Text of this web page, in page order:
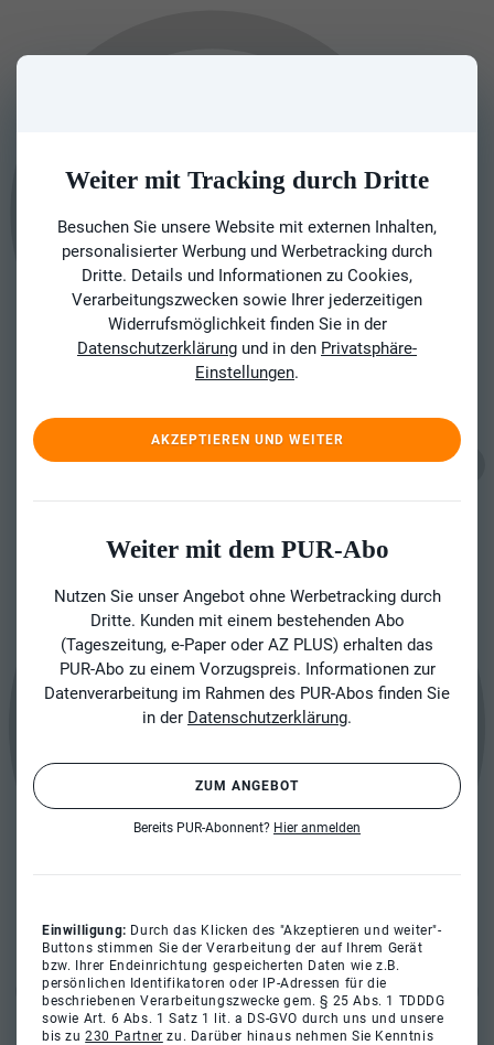
Weiter mit Tracking durch Dritte
Besuchen Sie unsere Website mit externen Inhalten,
personalisierter Werbung und Werbetracking durch
Dritte. Details und Informationen zu Cookies,
Verarbeitungszwecken sowie Ihrer jederzeitigen
Widerrufsmöglichkeit finden Sie in der
Datenschutzerklärung und in den Privatsphäre-
Einstellungen.
AKZEPTIEREN UND WEITER
Weiter mit dem PUR-Abo
Nutzen Sie unser Angebot ohne Werbetracking durch
Dritte. Kunden mit einem bestehenden Abo
(Tageszeitung, e-Paper oder AZ PLUS) erhalten das
PUR-Abo zu einem Vorzugspreis. Informationen zur
Datenverarbeitung im Rahmen des PUR-Abos finden Sie
in der Datenschutzerklärung.
ZUM ANGEBOT
Bereits PUR-Abonnent? Hier anmelden
Einwilligung: Durch das Klicken des "Akzeptieren und weiter"-
Buttons stimmen Sie der Verarbeitung der auf Ihrem Gerät
bzw. Ihrer Endeinrichtung gespeicherten Daten wie z.B.
persönlichen Identifikatoren oder IP-Adressen für die
beschriebenen Verarbeitungszwecke gem. § 25 Abs. 1 TDDDG
sowie Art. 6 Abs. 1 Satz 1 lit. a DS-GVO durch uns und unsere
bis zu230 Partner zu. Darüber hinaus nehmen Sie Kenntnis